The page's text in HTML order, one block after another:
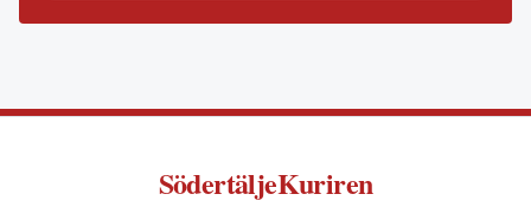
SödertäljeKuriren